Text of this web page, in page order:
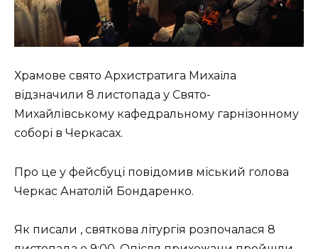
Храмове свято Архистратига Михаїла
відзначили 8 листопада у Свято-
Михайлівському кафедральному гарнізонному
соборі в Черкасах.
Про це у фейсбуці повідомив міський голова
Черкас Анатолій Бондаренко.
Як писали , святкова літургія розпочалася 8